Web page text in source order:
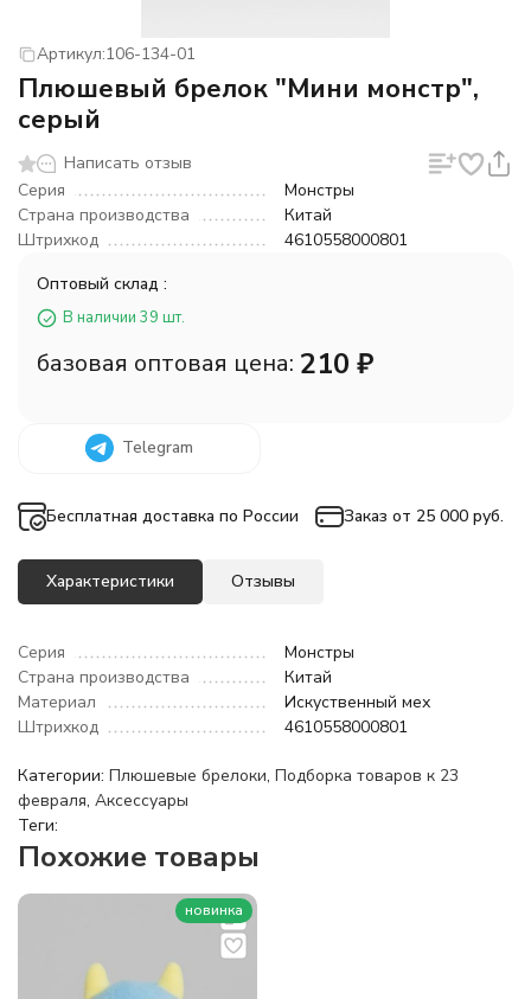
Артикул:106-134-01
Плюшевый брелок "Мини монстр",
серый
Написать отзыв
Серия
Монстры
Страна производства
Китай
Штрихкод
4610558000801
Оптовый склад :
В наличии 39 шт.
базовая оптовая цена: 210 ₽
Telegram
Бесплатная доставка по России Заказ от 25 000 руб.
Характеристики Отзывы
Серия
Монстры
Страна производства
Китай
Материал
Искуственный мех
Штрихкод
4610558000801
Категории: Плюшевые брелоки, Подборка товаров к 23
февраля, Аксессуары
Теги:
Похожие товары
новинка